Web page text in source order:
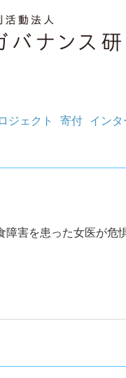
ジェクト 寄付 インタ
障害を患った女医が危